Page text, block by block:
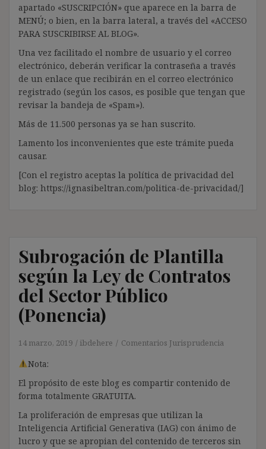
apartado «SUSCRIPCIÓN» que aparece en la barra de
MENÚ; o bien, en la barra lateral, a través del «ACCESO
PARA SUSCRIBIRSE AL BLOG».
Una vez facilitado el nombre de usuario y el correo
electrónico, deberán verificar la contraseña a través
de un enlace que recibirán en el correo electrónico
registrado (según los casos, es posible que tengan que
revisar la bandeja de «Spam»).
Más de 11.500 personas ya se han suscrito.
Lamento los inconvenientes que este trámite pueda
causar.
[Con el registro aceptas la política de privacidad del
blog: https://ignasibeltran.com/politica-de-privacidad/]
Subrogación de Plantilla
según la Ley de Contratos
del Sector Público
(Ponencia)
14 marzo, 2019 ibdehere Comentarios Jurisprudencia
Nota:
El propósito de este blog es compartir contenido de
forma totalmente GRATUITA.
La proliferación de empresas que utilizan la
Inteligencia Artificial Generativa (IAG) con ánimo de
lucro y que se apropian del contenido de terceros sin